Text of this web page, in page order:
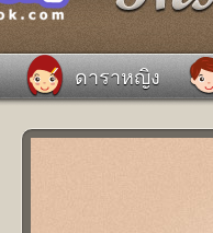
เกม
ดูดวง
ผู้ชาย
ดาราหญิง